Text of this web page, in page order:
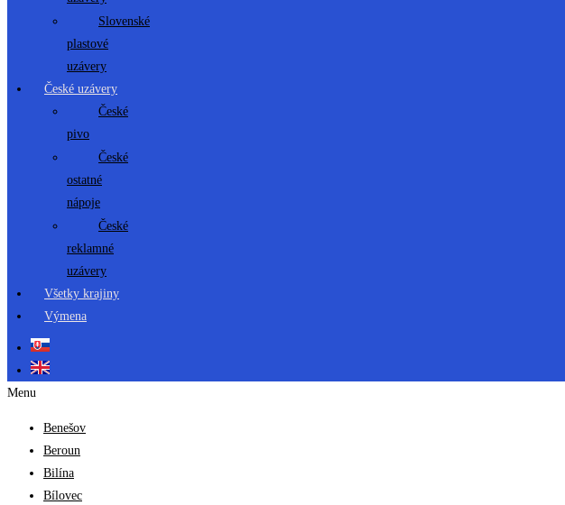
Slovenské
plastové
uzávery
České uzávery
České
pivo
České
ostatné
nápoje
České
reklamné
uzávery
Všetky krajiny
Výmena
Menu
Benešov
Beroun
Bilína
Bílovec